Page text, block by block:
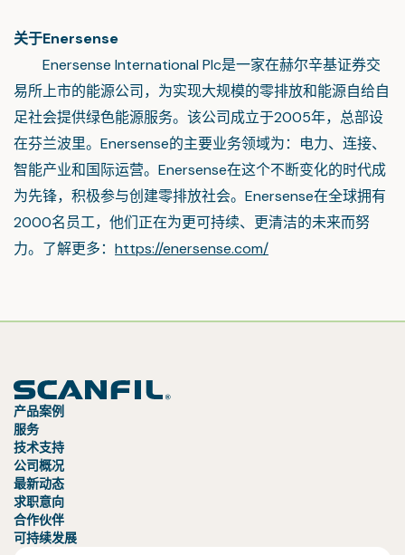
关于Enersense
Enersense International Plc是一家在赫尔辛基证券交
易所上市的能源公司，为实现大规模的零排放和能源自给自
足社会提供绿色能源服务。该公司成立于2005年，总部设
在芬兰波里。Enersense的主要业务领域为：电力、连接、
智能产业和国际运营。Enersense在这个不断变化的时代成
为先锋，积极参与创建零排放社会。Enersense在全球拥有
2000名员工，他们正在为更可持续、更清洁的未来而努
力。了解更多： https://enersense.com/
产品案例
服务
技术支持
公司概况
最新动态
求职意向
合作伙伴
可持续发展